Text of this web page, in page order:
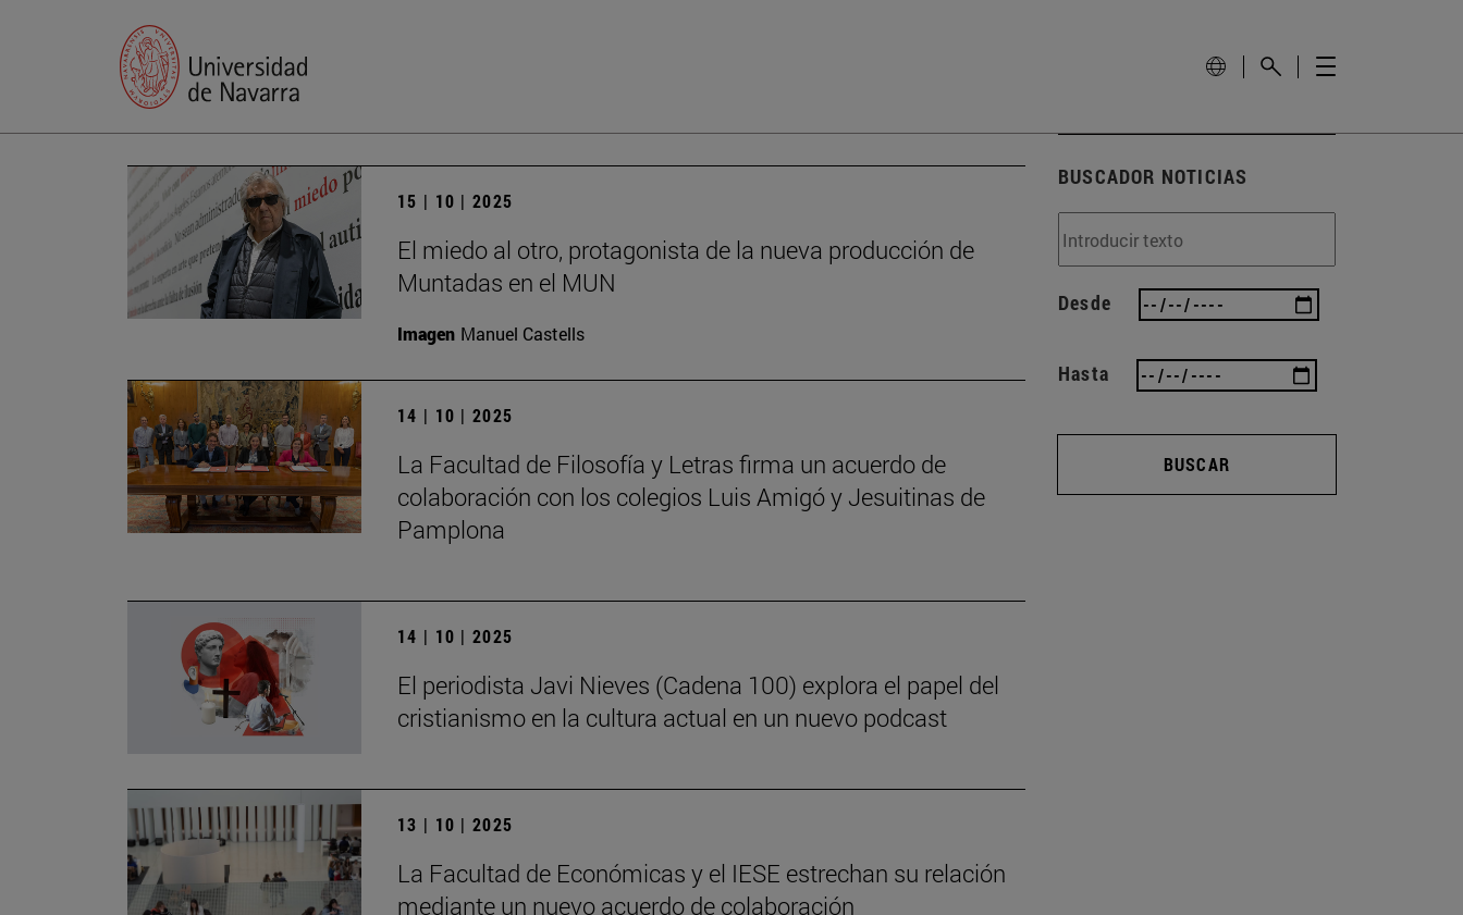
15 | 10 | 2025
El miedo al otro, protagonista de la nueva producción de
Muntadas en el MUN
Imagen Manuel Castells
14 | 10 | 2025
La Facultad de Filosofía y Letras firma un acuerdo de
colaboración con los colegios Luis Amigó y Jesuitinas de
Pamplona
14 | 10 | 2025
El periodista Javi Nieves (Cadena 100) explora el papel del
cristianismo en la cultura actual en un nuevo podcast
13 | 10 | 2025
La Facultad de Económicas y el IESE estrechan su relación
mediante un nuevo acuerdo de colaboración
BUSCADOR NOTICIAS
Desde
Hasta
BUSCAR